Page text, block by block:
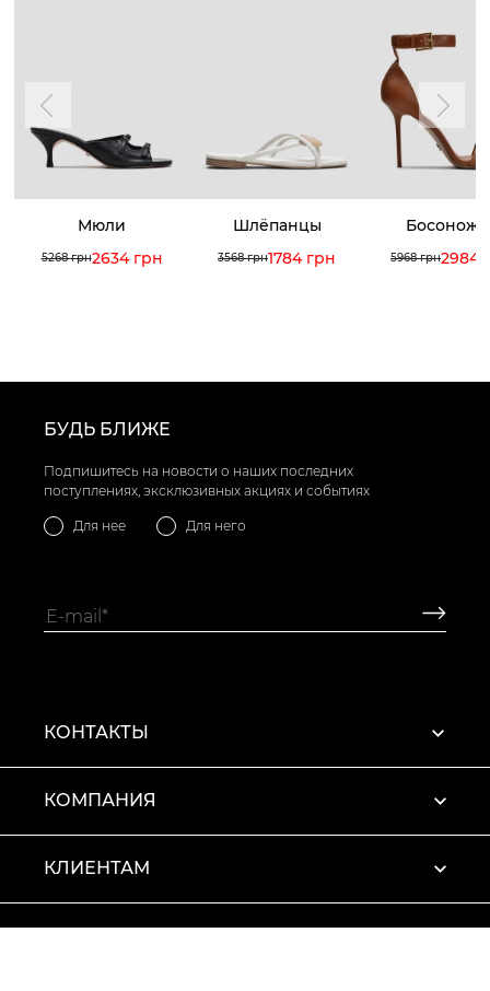
Мюли
5268 грн2634 грн
Шлёпанцы
3568 грн1784 грн 5968 грн2984
БУДЬ БЛИЖЕ
Подпишитесь на новости о наших последних
поступлениях, эксклюзивных акциях и событиях
Для нее Для него
КОНТАКТЫ
КОМПАНИЯ
КЛИЕНТАМ